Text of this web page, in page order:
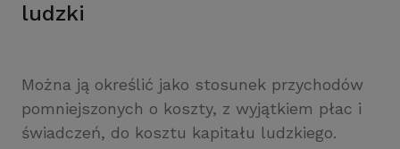
ludzki
Można ją określić jako stosunek przychodów
pomniejszonych o koszty, z wyjątkiem płac i
świadczeń, do kosztu kapitału ludzkiego.